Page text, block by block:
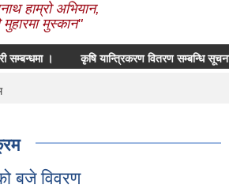
हाम्रो अभियान,
मुहारमा मुस्कान"
। कृषि यान्त्रिकरण वितरण सम्बन्धि सूचना ।
बजे विवरण